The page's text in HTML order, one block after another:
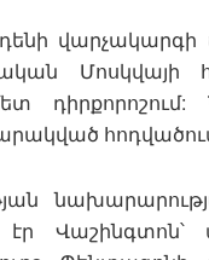
վարչակարգի
Մոսկվայի
Վաշինգտոն՝